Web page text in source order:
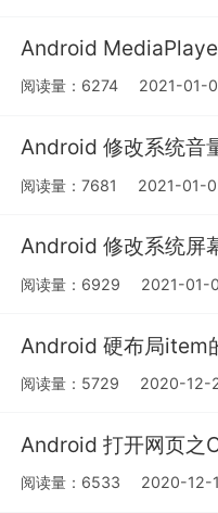
Android
阅读量：6274 2021-01-
Android 修改系统音
阅读量：7681 2021-01-
Android 修改系统屏
阅读量：6929 2021-01-
Android 硬布局item
阅读量：5729 2020-12-
Android 打开网页之
阅读量：6533 2020-12-